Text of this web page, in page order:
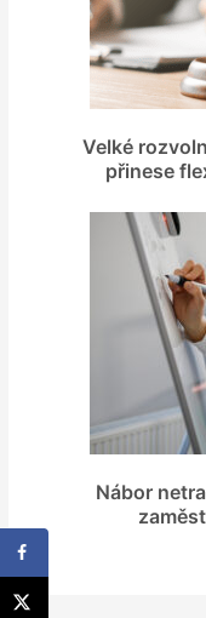
Velké
přinese
Nábor